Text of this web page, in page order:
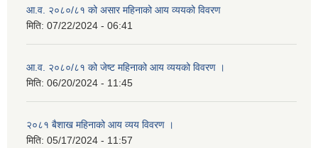
आ.व. २०८०/८१ को असार महिनाको आय व्ययको विवरण
मिति: 07/22/2024 - 06:41
आ.व. २०८०/८१ को जेष्ट महिनाको आय व्ययको विवरण ।
मिति: 06/20/2024 - 11:45
२०८१ बैशाख महिनाको आय व्यय विवरण ।
मिति: 05/17/2024 - 11:57